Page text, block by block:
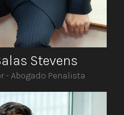
Stevens
- Abogado Penalista